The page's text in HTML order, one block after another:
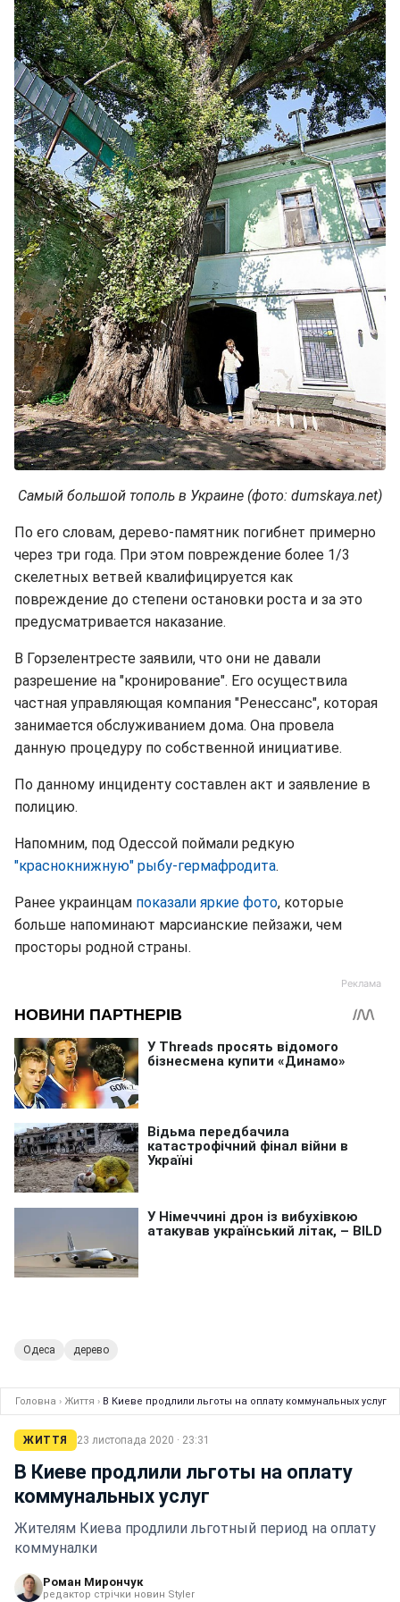
Самый большой тополь в Украине (фото: dumskaya.net)
По его словам, дерево-памятник погибнет примерно
через три года. При этом повреждение более 1/3
скелетных ветвей квалифицируется как
повреждение до степени остановки роста и за это
предусматривается наказание.
В Горзелентресте заявили, что они не давали
разрешение на "кронирование". Его осуществила
частная управляющая компания "Ренессанс", которая
занимается обслуживанием дома. Она провела
данную процедуру по собственной инициативе.
По данному инциденту составлен акт и заявление в
полицию.
Напомним, под Одессой поймали редкую
"краснокнижную" рыбу-гермафродита.
Ранее украинцам показали яркие фото, которые
больше напоминают марсианские пейзажи, чем
просторы родной страны.
Одеса дерево
Головна › Життя › В Киеве продлили льготы на оплату коммунальных услуг
ЖИТТЯ 23 листопада 2020 · 23:31
В Киеве продлили льготы на оплату
коммунальных услуг
Жителям Киева продлили льготный период на оплату
коммуналки
Роман Мирончук
редактор стрічки новин Styler